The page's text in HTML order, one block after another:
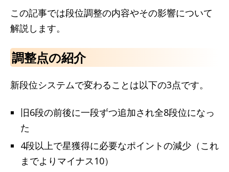
この記事では段位調整の内容やその影響について
解説します。
調整点の紹介
新段位システムで変わることは以下の3点です。
旧6段の前後に一段ずつ追加され全8段位になっ
た
4段以上で星獲得に必要なポイントの減少（これ
までよりマイナス10）